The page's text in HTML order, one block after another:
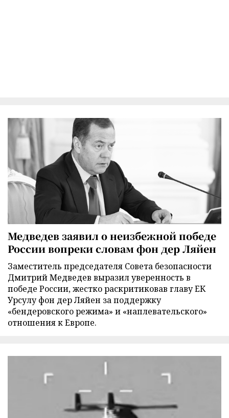
Медведев заявил о неизбежной победе
России вопреки словам фон дер Ляйен
Заместитель председателя Совета безопасности
Дмитрий Медведев выразил уверенность в
победе России, жестко раскритиковав главу ЕК
Урсулу фон дер Ляйен за поддержку
«бендеровского режима» и «наплевательского»
отношения к Европе.